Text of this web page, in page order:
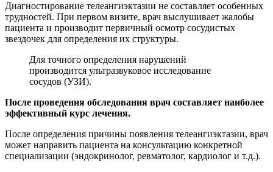
Диагностирование телеангиэктазии не составляет особенных
трудностей. При первом визите, врач выслушивает жалобы
пациента и производит первичный осмотр сосудистых
звездочек для определения их структуры.
Для точного определения нарушений
производится ультразвуковое исследование
сосудов (УЗИ).
После проведения обследования врач составляет наиболее
эффективный курс лечения.
После определения причины появления телеангиэктазии, врач
может направить пациента на консультацию конкретной
специализации (эндокринолог, ревматолог, кардиолог и т.д.).